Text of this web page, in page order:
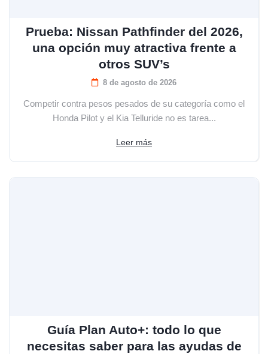
Prueba: Nissan Pathfinder del 2026,
una opción muy atractiva frente a
otros SUV’s
8 de agosto de 2026
Competir contra pesos pesados de su categoría como el
Honda Pilot y el Kia Telluride no es tarea...
Leer más
Guía Plan Auto+: todo lo que
necesitas saber para las ayudas de